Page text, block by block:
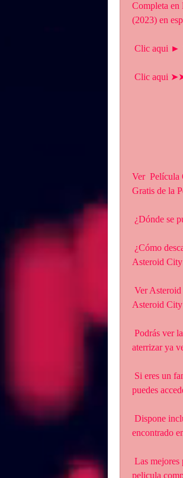
Completa
(2023) en
Clic aqui ►
Clic aqui
Ver  Película
Gratis de la
¿Dónde se
Asteroid
Asteroid
aterrizar ya
puedes
encontrado
pelicula